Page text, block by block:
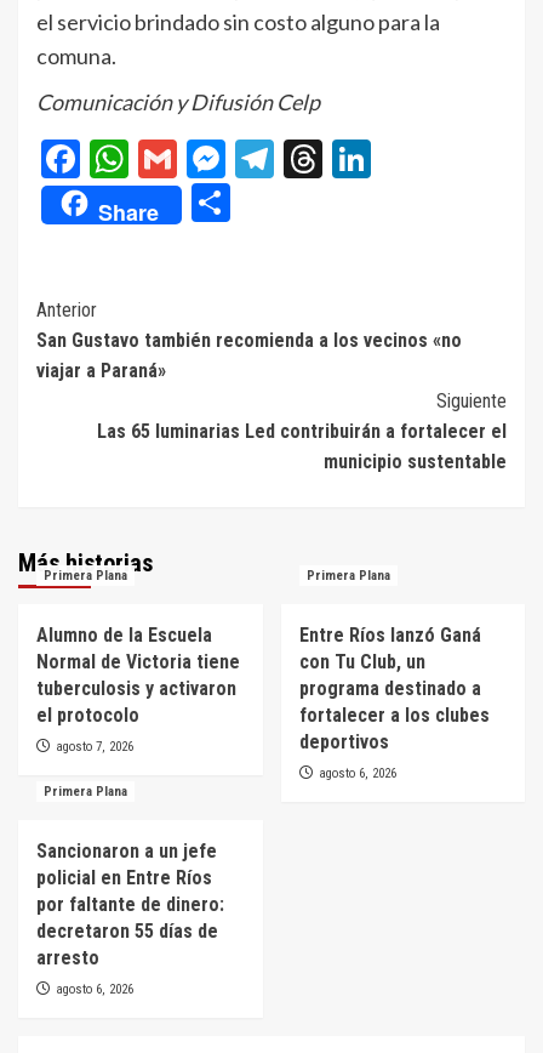
el servicio brindado sin costo alguno para la
comuna.
Comunicación y Difusión Celp
Facebook
WhatsApp
GmailMessenger
Telegram
Threads
Share
Navegación
de
entradas
Anterior
San Gustavo también recomienda a los vecinos «no
viajar a Paraná»
Siguiente
Las 65 luminarias Led contribuirán a fortalecer el
municipio sustentable
Más historias
Primera Plana
Alumno de la Escuela
Normal de Victoria tiene
tuberculosis y activaron
el protocolo
agosto 7, 2026
Primera Plana
Entre Ríos lanzó Ganá
con Tu Club, un
programa destinado a
fortalecer a los clubes
deportivos
agosto 6, 2026
Primera Plana
Sancionaron a un jefe
policial en Entre Ríos
por faltante de dinero:
decretaron 55 días de
arresto
agosto 6, 2026